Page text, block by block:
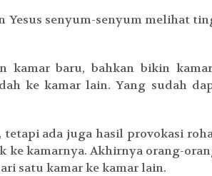
Yesus senyum-senyum melihat
kamar baru, bahkan bikin
ke kamar lain. Yang sudah
ada juga hasil provokasi
ke kamarnya. Akhirnya orang-
satu kamar ke kamar lain.